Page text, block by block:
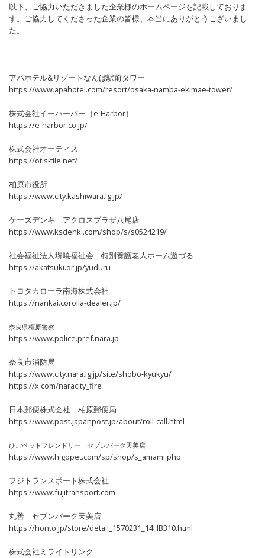
以下、ご協力いただきました企業様のホームページを記載しておりま
す。ご協力してくださった企業の皆様、本当にありがとうございまし
た。
アパホテル&リゾートなんば駅前タワー
https://www.apahotel.com/resort/osaka-namba-ekimae-tower/
株式会社イーハーバー（e-Harbor）
https://e-harbor.co.jp/
株式会社オーティス
https://otis-tile.net/
柏原市役所
https://www.city.kashiwara.lg.jp/
ケーズデンキ アクロスプラザ八尾店
https://www.ksdenki.com/shop/s/s0524219/
社会福祉法人堺暁福祉会 特別養護老人ホーム遊づる
https://akatsuki.or.jp/yuduru
トヨタカローラ南海株式会社
https://nankai.corolla-dealer.jp/
奈良県橿原警察
https://www.police.pref.nara.jp
奈良市消防局
https://www.city.nara.lg.jp/site/shobo-kyukyu/
https://x.com/naracity_fire
日本郵便株式会社 柏原郵便局
https://www.post.japanpost.jp/about/roll-call.html
ひごペットフレンドリー セブンパーク天美店
https://www.higopet.com/sp/shop/s_amami.php
フジトランスポート株式会社
https://www.fujitransport.com
丸善 セブンパーク天美店
https://honto.jp/store/detail_1570231_14HB310.html
株式会社ミライトリンク